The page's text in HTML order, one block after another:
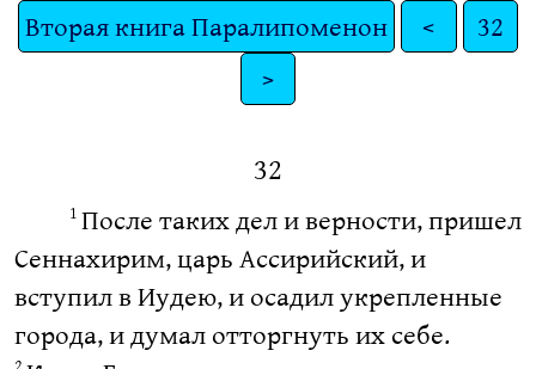
Вторая книга Паралипоменон <
32
>
32
1 После таких дел и верности, пришел
Сеннахирим, царь Ассирийский, и
вступил в Иудею, и осадил укрепленные
города, и думал отторгнуть их себе.